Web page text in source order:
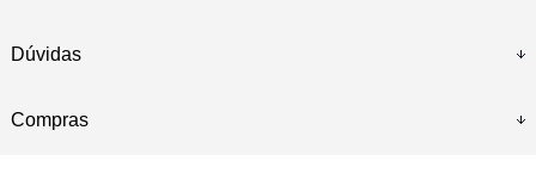
Dúvidas
Compras